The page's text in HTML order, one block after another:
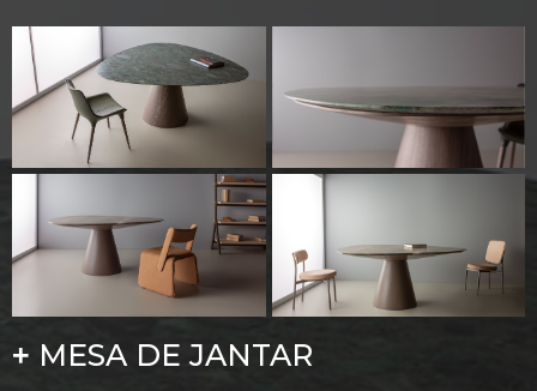
+ MESA DE JANTAR